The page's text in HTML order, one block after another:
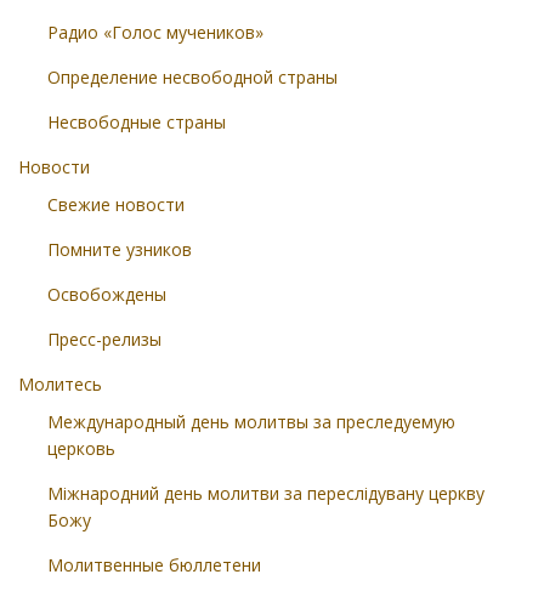
Радио «Голос мучеников»
Определение несвободной страны
Несвободные страны
Новости
Свежие новости
Помните узников
Освобождены
Пресс-релизы
Молитесь
Международный день молитвы за преследуемую
церковь
Міжнародний день молитви за переслідувану церкву
Божу
Молитвенные бюллетени